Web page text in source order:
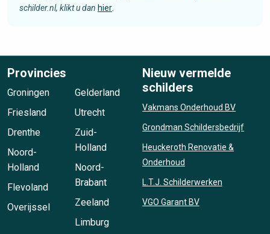
schilder.nl, klikt u dan hier
Provincies
Groningen
Friesland
Drenthe
Noord-
Holland
Flevoland
Overijssel
Gelderland
Utrecht
Zuid-
Holland
Noord-
Brabant
Zeeland
Limburg
Nieuw vermelde
schilders
Vakmans Onderhoud BV
Grondman Schildersbedrijf
Heuckeroth Renovatie &
Onderhoud
L.T.J. Schilderwerken
VGO Garant BV